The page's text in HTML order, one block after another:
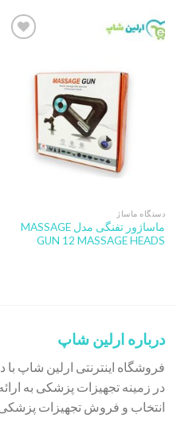
دستگاه ماساژ
ماساژور تفنگی مدل MASSAGE
GUN 12 MASSAGE HEADS
درباره ارلین شاپ
فروشگاه اینترنتی ارلین شاپ
در زمینه تجهیزات پزشکی به
انتخاب و فروش تجهیزات